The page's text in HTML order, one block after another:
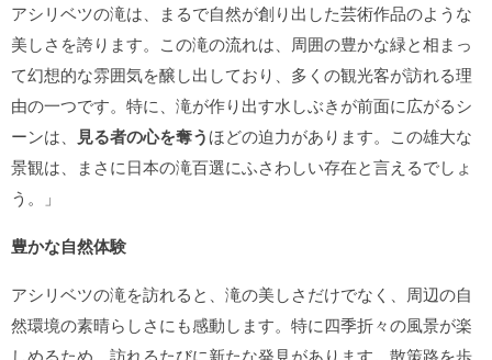
アシリベツの滝は、まるで自然が創り出した芸術作品のような
美しさを誇ります。この滝の流れは、周囲の豊かな緑と相まっ
て幻想的な雰囲気を醸し出しており、多くの観光客が訪れる理
由の一つです。特に、滝が作り出す水しぶきが前面に広がるシ
ーンは、 見る者の心を奪うほどの迫力があります。この雄大な
景観は、まさに日本の滝百選にふさわしい存在と言えるでしょ
う。」
豊かな自然体験
アシリベツの滝を訪れると、滝の美しさだけでなく、周辺の自
然環境の素晴らしさにも感動します。特に四季折々の風景が楽
しめるため、訪れるたびに新たな発見があります。散策路を歩